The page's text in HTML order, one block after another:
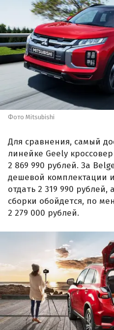
Фото Mitsubishi
Для сравнения, самый
линейке Geely
2 869 990 рублей. За
дешевой комплектации
отдать 2 319 990 рублей,
сборки обойдется, по
2 279 000 рублей.